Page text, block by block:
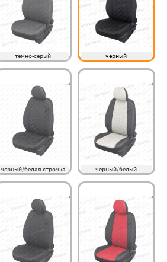
темно-серый черный
черный/белая строчка черный/белый